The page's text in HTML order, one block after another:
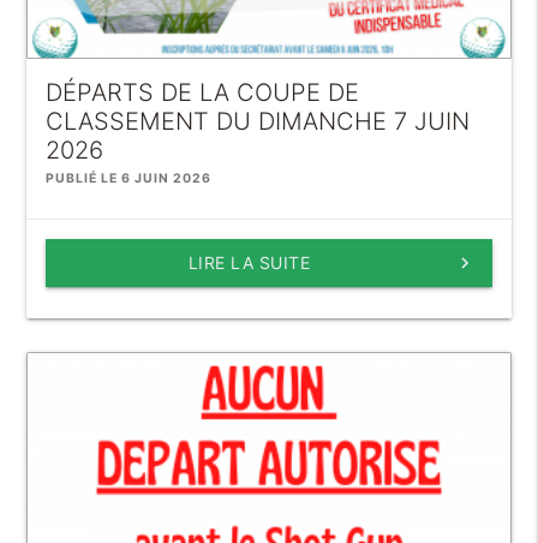
DÉPARTS DE LA COUPE DE
CLASSEMENT DU DIMANCHE 7 JUIN
2026
PUBLIÉ LE 6 JUIN 2026
keyboard_arrow_right
LIRE LA SUITE